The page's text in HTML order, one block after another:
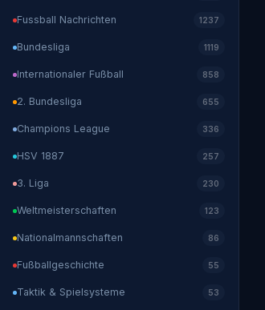
Fussball Nachrichten 1237
Bundesliga 1119
Internationaler Fußball 858
2. Bundesliga 655
Champions League 336
HSV 1887 257
3. Liga 230
Weltmeisterschaften 123
Nationalmannschaften 86
Fußballgeschichte 55
Taktik & Spielsysteme 53